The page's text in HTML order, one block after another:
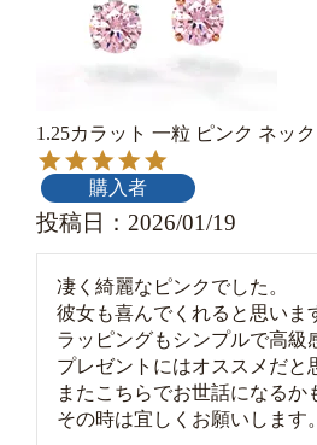
1.25カラット 一粒 ピンク ネッ
購入者
投稿日 2026/01/19
凄く綺麗なピンクでした。
彼女も喜んでくれると思いま
ラッピングもシンプルで高級
プレゼントにはオススメだと
またこちらでお世話になるか
その時は宜しくお願いします。